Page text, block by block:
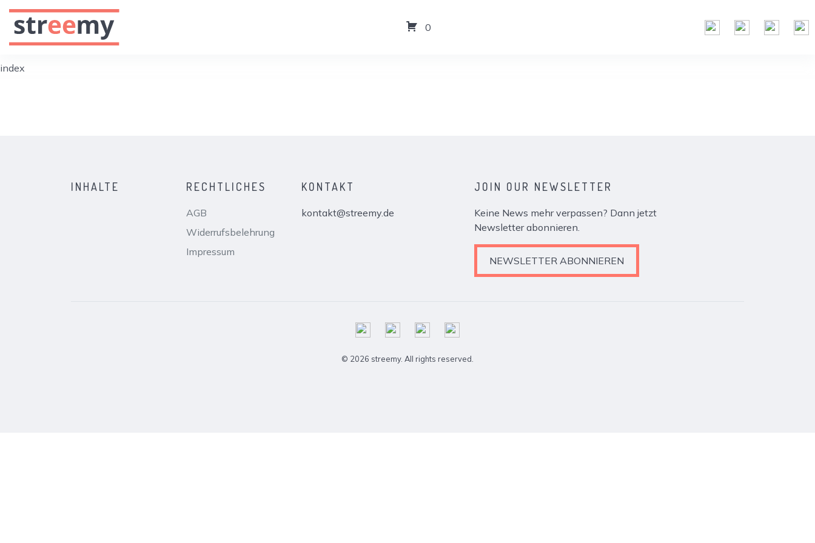
0
index
INHALTE RECHTLICHES
AGB
Widerrufsbelehrung
Impressum
KONTAKT
kontakt@streemy.de
JOIN OUR NEWSLETTER
Keine News mehr verpassen? Dann jetzt
Newsletter abonnieren.
NEWSLETTER ABONNIEREN
© 2026 streemy. All rights reserved.